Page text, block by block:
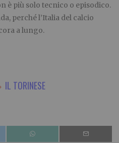
è più solo tecnico o episodico.
perché l’Italia del calcio
a lungo.
IL TORINESE